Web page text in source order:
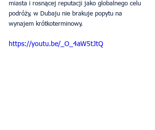
miasta i rosnącej reputacji jako globalnego celu
podróży, w Dubaju nie brakuje popytu na
wynajem krótkoterminowy.
https://youtu.be/_O_4aW5tJtQ